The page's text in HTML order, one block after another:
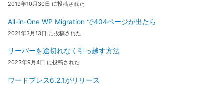
2019年10月30日 に投稿された
All-in-One WP Migration で404ページが出たら
2021年3月13日 に投稿された
サーバーを途切れなく引っ越す方法
2023年9月4日 に投稿された
ワードプレス6.2.1がリリース